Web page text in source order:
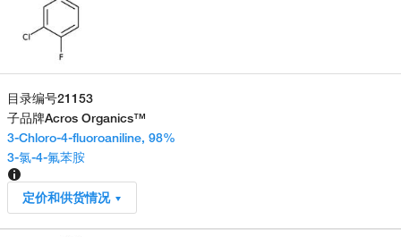
目录编号21153
子品牌Acros Organics™
3-Chloro-4-fluoroaniline, 98%
3-氯-4-氟苯胺
定价和供货情况